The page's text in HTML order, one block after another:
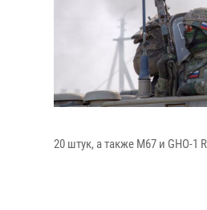
20 штук, а также М67 и GHO-1